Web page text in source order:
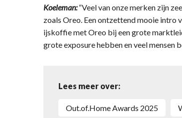
Koeleman:“Veel van onze merken zijn
zoals Oreo. Een ontzettend mooie intro
ijskoffie met Oreo bij een grote
grote exposure hebben en veel mensen
Lees meer over:
Out.of.Home Awards 2025